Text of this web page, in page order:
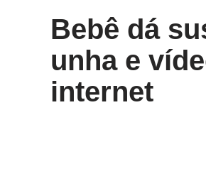
Bebê dá
unha e
internet